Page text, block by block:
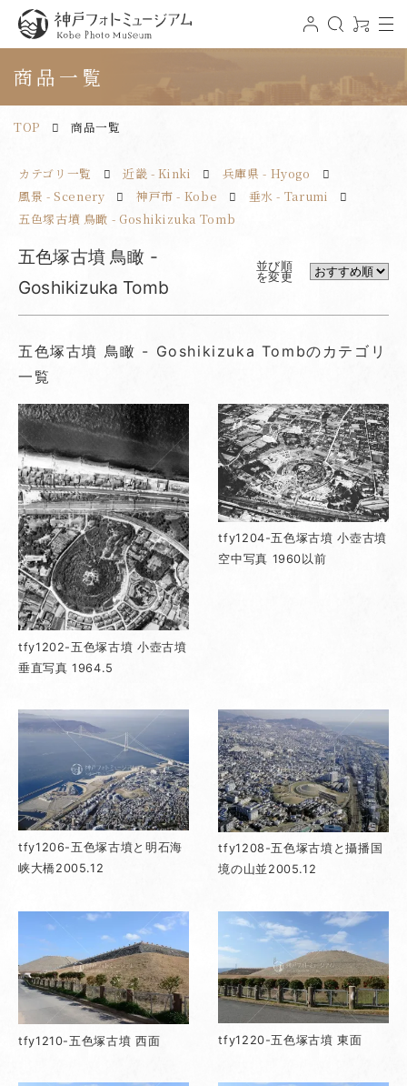
神戸フォトミュージアム
ロ
グ 索
0
ア
t
g
a
商品一覧
TOP 商品一覧
カテゴリ一覧 近畿 - Kinki
兵庫県 - Hyogo
風景 - Scenery
神戸市 - Kobe
垂水 - Tarumi
五色塚古墳 鳥瞰 - Goshikizuka Tomb
五色塚古墳 鳥瞰 -
Goshikizuka Tomb
並び順
を変更
五色塚古墳 鳥瞰 - Goshikizuka Tombのカテゴリ
一覧
tfy1202-五色塚古墳 小壺古墳
垂直写真 1964.5
tfy1204-五色塚古墳 小壺古墳
空中写真 1960以前
tfy1206-五色塚古墳と明石海
峡大橋2005.12
tfy1208-五色塚古墳と攝播国
境の山並2005.12
tfy1210-五色塚古墳 西面 tfy1220-五色塚古墳 東面